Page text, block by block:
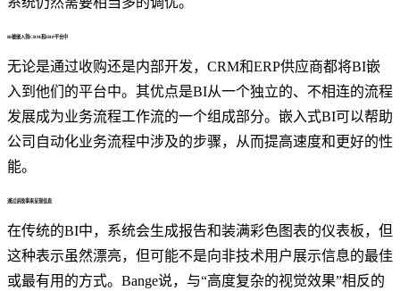
BI被嵌入到CRM和ERP平台中
无论是通过收购还是内部开发，CRM和ERP供应商都将BI嵌
入到他们的平台中。其优点是BI从一个独立的、不相连的流程
发展成为业务流程工作流的一个组成部分。嵌入式BI可以帮助
公司自动化业务流程中涉及的步骤，从而提高速度和更好的性
能。
通过讲故事来呈现信息
在传统的BI中，系统会生成报告和装满彩色图表的仪表板，但
这种表示虽然漂亮，但可能不是向非技术用户展示信息的最佳
或最有用的方式。Bange说，与“高度复杂的视觉效果”相反的